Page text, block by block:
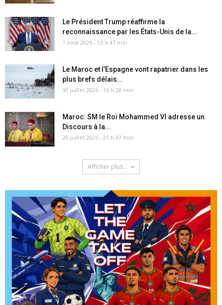
Le Président Trump réaffirme la
reconnaissance par les États-Unis de la...
1 août 2026 - 13 h 47 min
Le Maroc et l’Espagne vont rapatrier dans les
plus brefs délais...
30 juillet 2026 - 16 h 28 min
Maroc: SM le Roi Mohammed VI adresse un
Discours à la...
29 juillet 2026 - 21 h 47 min
Afficher plus...